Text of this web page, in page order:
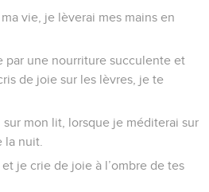
vie, je lèverai mes mains en
par une nourriture succulente et
de joie sur les lèvres, je te
mon lit, lorsque je méditerai sur
la nuit.
je crie de joie à l’ombre de tes